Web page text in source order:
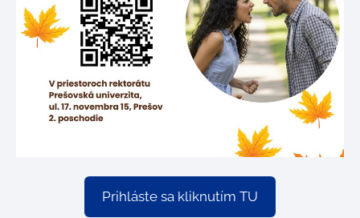
Prihláste sa kliknutím TU